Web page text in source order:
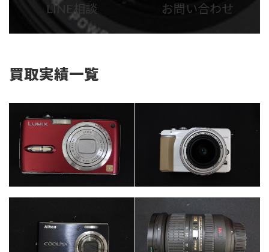
ク
LINE相談
ク
お問い合わせ
買取実績一覧
カメラ・レンズ カテゴリー カメラ・レンズ
カテゴリー カメラ・レンズ